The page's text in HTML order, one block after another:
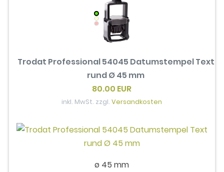
Trodat Professional 54045 Datumstempel Text
rund Ø 45 mm
80.00 EUR
inkl. MwSt. zzgl.Versandkosten
ø 45 mm